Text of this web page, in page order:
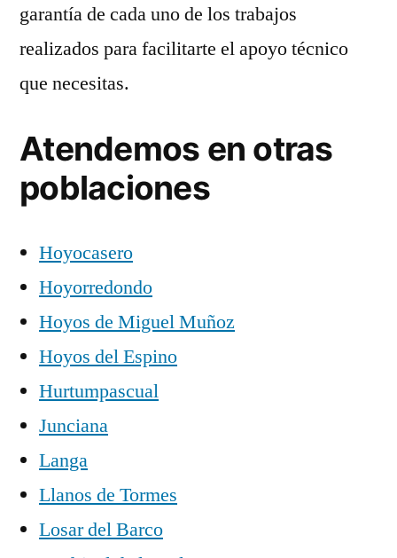
garantía de cada uno de los trabajos
realizados para facilitarte el apoyo técnico
que necesitas.
Atendemos en otras
poblaciones
Hoyocasero
Hoyorredondo
Hoyos de Miguel Muñoz
Hoyos del Espino
Hurtumpascual
Junciana
Langa
Llanos de Tormes
Losar del Barco